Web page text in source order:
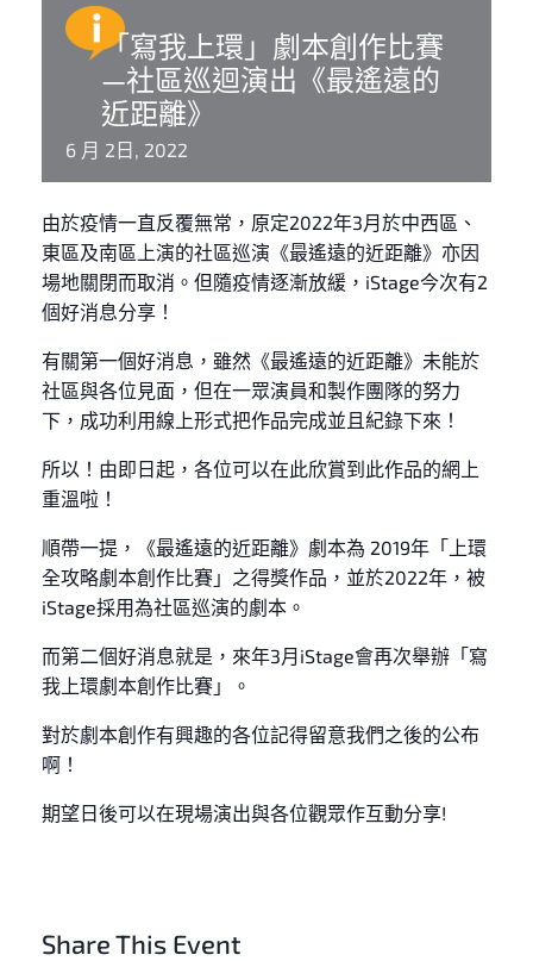
「寫我上環」劇本創作比賽
—社區巡迴演出《最遙遠的
近距離》
6 月 2日, 2022
由於疫情一直反覆無常，原定2022年3月於中西區、
東區及南區上演的社區巡演《最遙遠的近距離》亦因
場地關閉而取消。但隨疫情逐漸放緩，iStage今次有2
個好消息分享！
有關第一個好消息，雖然《最遙遠的近距離》未能於
社區與各位見面，但在一眾演員和製作團隊的努力
下，成功利用線上形式把作品完成並且紀錄下來！
所以！由即日起，各位可以在此欣賞到此作品的網上
重溫啦！
順帶一提，《最遙遠的近距離》劇本為 2019年「上環
全攻略劇本創作比賽」之得獎作品，並於2022年，被
iStage採用為社區巡演的劇本。
而第二個好消息就是，來年3月iStage會再次舉辦「寫
我上環劇本創作比賽」。
對於劇本創作有興趣的各位記得留意我們之後的公布
啊！
期望日後可以在現場演出與各位觀眾作互動分享!
Share This Event